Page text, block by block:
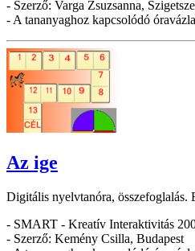
- Szerző: Varga Zsuzsanna,
- A tananyaghoz kapcsolódó
Az ige
Digitális nyelvtanóra, összefoglalás.
- SMART - Kreatív Interaktivitás
- Szerző: Kemény Csilla, Budapest